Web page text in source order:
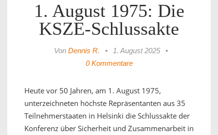
1. August 1975: Die
KSZE-Schlussakte
Von Dennis R. • 1. August 2025
•
0 Kommentare
Heute vor 50 Jahren, am 1. August 1975,
unterzeichneten höchste Repräsentanten aus 35
Teilnehmerstaaten in Helsinki die Schlussakte der
Konferenz über Sicherheit und Zusammenarbeit in